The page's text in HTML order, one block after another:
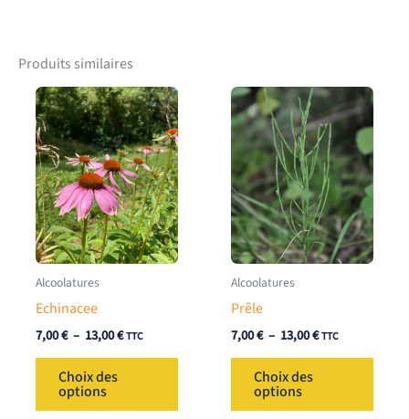
Produits similaires
Alcoolatures
Echinacee
7,00€ – 13,00€Plage
TTC
Choix des
options
Ce
a
Alcoolatures
Prêle
7,00€ – 13,00€Plage
TTC
Choix des
options
Ce
a